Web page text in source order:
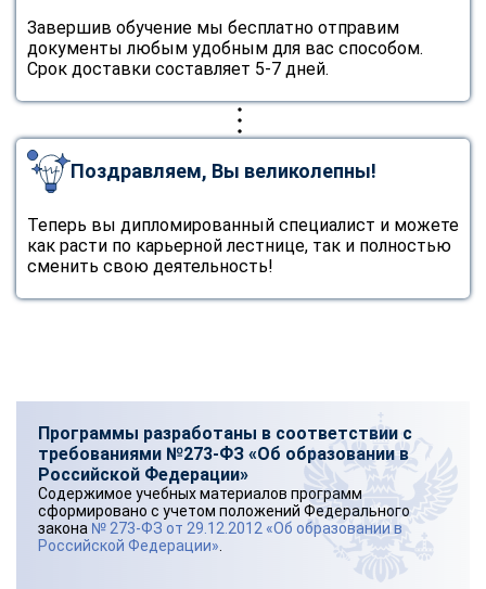
Завершив обучение мы бесплатно отправим
документы любым удобным для вас способом.
Срок доставки составляет 5-7 дней.
Поздравляем, Вы великолепны!
Теперь вы дипломированный специалист и можете
как расти по карьерной лестнице, так и полностью
сменить свою деятельность!
Программы разработаны в соответствии с
требованиями №273-ФЗ «Об образовании в
Российской Федерации»
Содержимое учебных материалов программ
сформировано с учетом положений Федерального
закона № 273-ФЗ от 29.12.2012 «Об образовании в
Российской Федерации»